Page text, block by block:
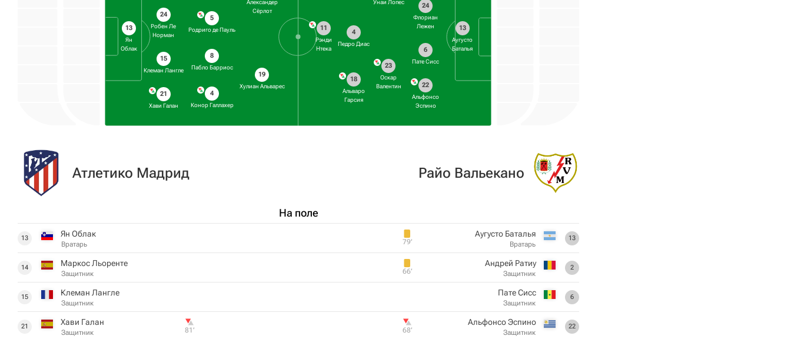
13
Ян
Облак
24
Робен Ле
Норман
15
Клеман Лангле
21
Хави Галан
5
Родриго де Пауль
8
Пабло Барриос
4
Конор Галлахер
Александер
Сёрлот
19
Хулиан Альварес
13
Аугусто
Баталья
24
Флориан
Лежен
6
Пате Сисс
22
Альфонсо
Эспино
Унаи Лопес
23
Оскар
Валентин
4
Педро Диас
18
Альваро
Гарсия
11
Рэнди
Нтека
Атлетико Мадрид
На поле
13 Ян Облак
Вратарь
14 Маркос Льоренте
Защитник
15 Клеман Лангле
Защитник
21 Хави Галан
Защитник 81‎’‎
Райо Вальекано
13
Аугусто Баталья
Вратарь
79‎’‎
2
Андрей Ратиу
Защитник
66‎’‎
6
Пате Сисс
Защитник
22
Альфонсо Эспино
Защитник
68‎’‎